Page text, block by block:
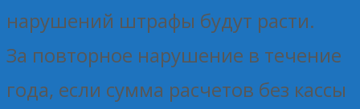
нарушений штрафы будут расти.
За повторное нарушение в течение
года, если сумма расчетов без кассы